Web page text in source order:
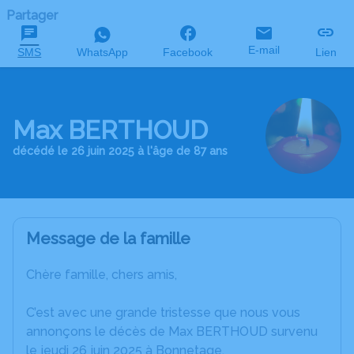
Partager
SMS WhatsApp Facebook E-mail Lien
Max BERTHOUD
décédé le 26 juin 2025 à l'âge de 87 ans
Message de la famille
Chère famille, chers amis,
C’est avec une grande tristesse que nous vous
annonçons le décès de Max BERTHOUD survenu
le jeudi 26 juin 2025 à Bonnetage.